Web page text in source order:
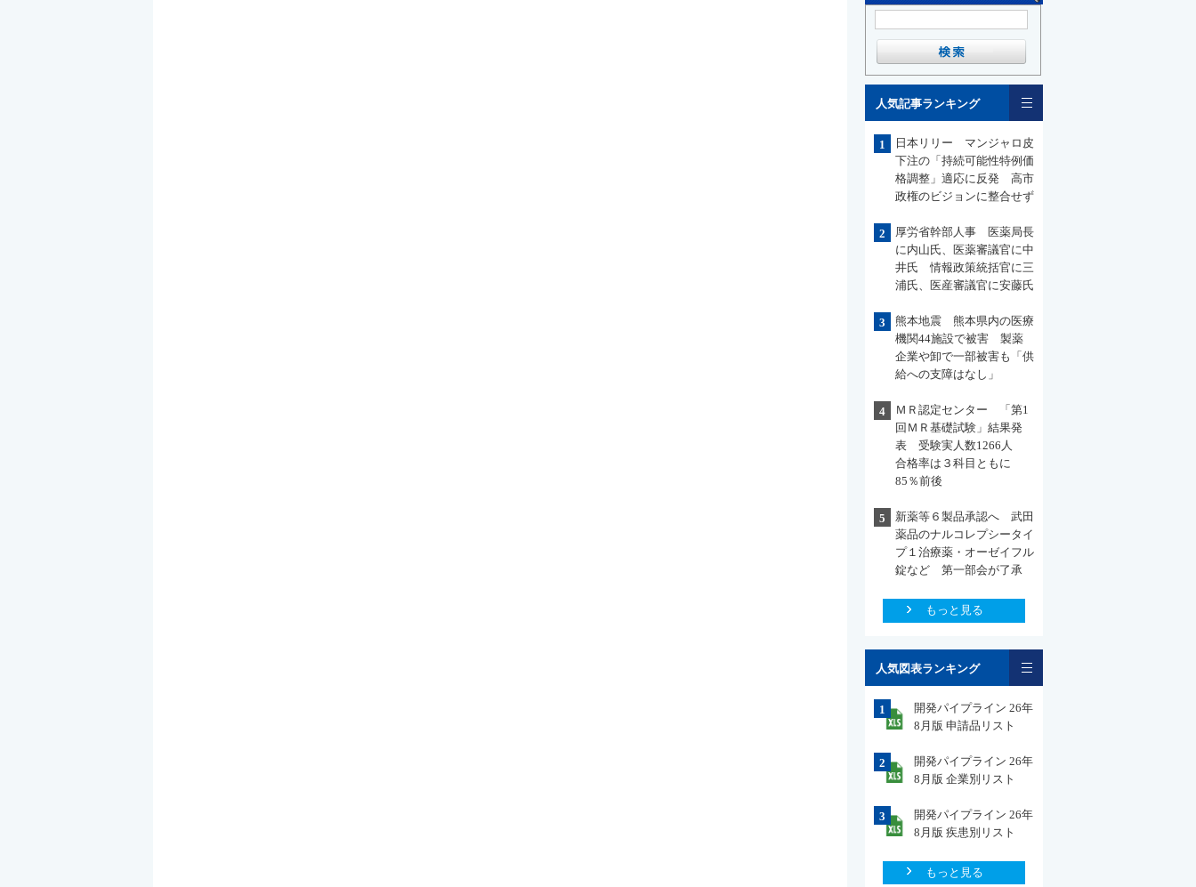
人気記事ランキング
1
日本リリー マンジャロ皮
下注の「持続可能性特例価
格調整」適応に反発 高市
政権のビジョンに整合せず
2
厚労省幹部人事 医薬局長
に内山氏、医薬審議官に中
井氏 情報政策統括官に三
浦氏、医産審議官に安藤氏
3
熊本地震 熊本県内の医療
機関44施設で被害 製薬
企業や卸で一部被害も「供
給への支障はなし」
4
ＭＲ認定センター 「第1
回ＭＲ基礎試験」結果発
表 受験実人数1266人
合格率は３科目ともに
85％前後
5
新薬等６製品承認へ 武田
薬品のナルコレプシータイ
プ１治療薬・オーゼイフル
錠など 第一部会が了承
もっと見る
人気図表ランキング
1
開発パイプライン 26年
8月版 申請品リスト
2
開発パイプライン 26年
8月版 企業別リスト
3
開発パイプライン 26年
8月版 疾患別リスト
もっと見る